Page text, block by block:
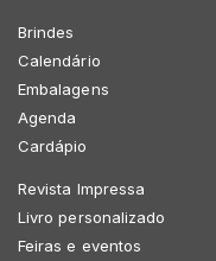
Brindes
Calendário
Embalagens
Agenda
Cardápio
Revista Impressa
Livro personalizado
Feiras e eventos